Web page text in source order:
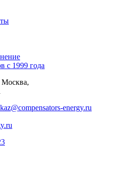
с 1999 года
Москва,
energy.ru